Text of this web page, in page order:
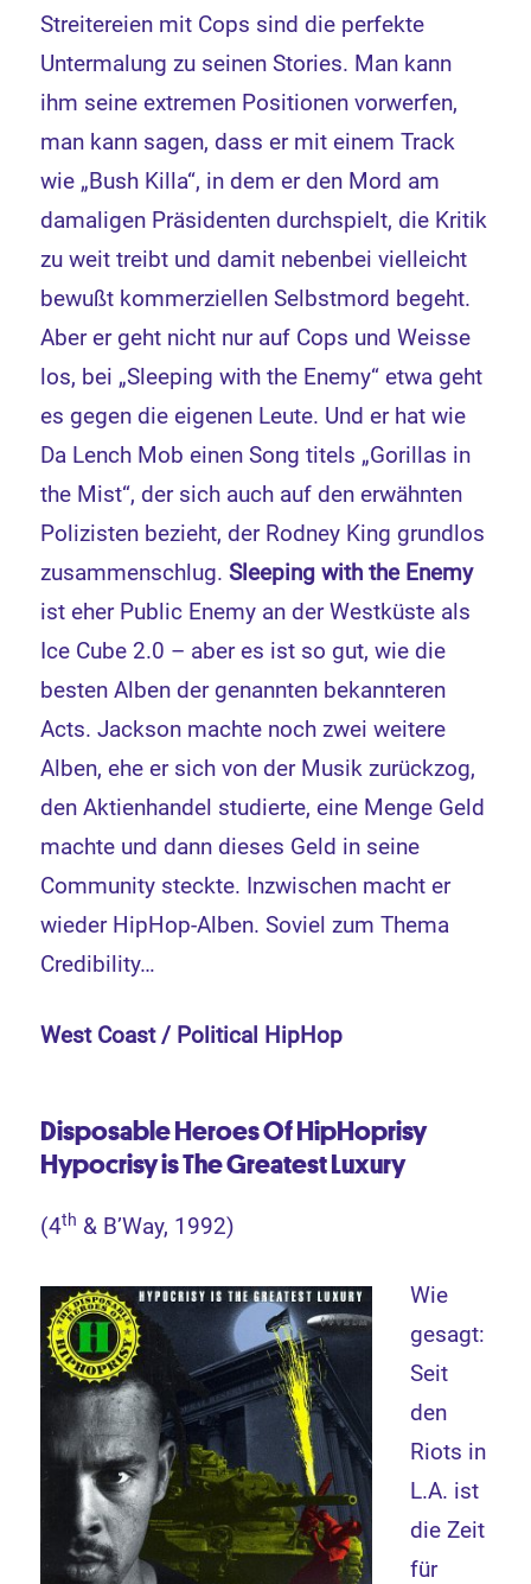
Streitereien mit Cops sind die perfekte
Untermalung zu seinen Stories. Man kann
ihm seine extremen Positionen vorwerfen,
man kann sagen, dass er mit einem Track
wie „Bush Killa“, in dem er den Mord am
damaligen Präsidenten durchspielt, die Kritik
zu weit treibt und damit nebenbei vielleicht
bewußt kommerziellen Selbstmord begeht.
Aber er geht nicht nur auf Cops und Weisse
los, bei „Sleeping with the Enemy“ etwa geht
es gegen die eigenen Leute. Und er hat wie
Da Lench Mob einen Song titels „Gorillas in
the Mist“, der sich auch auf den erwähnten
Polizisten bezieht, der Rodney King grundlos
zusammenschlug.Sleeping with the Enemy
ist eher Public Enemy an der Westküste als
Ice Cube 2.0 – aber es ist so gut, wie die
besten Alben der genannten bekannteren
Acts. Jackson machte noch zwei weitere
Alben, ehe er sich von der Musik zurückzog,
den Aktienhandel studierte, eine Menge Geld
machte und dann dieses Geld in seine
Community steckte. Inzwischen macht er
wieder HipHop-Alben. Soviel zum Thema
Credibility…
West Coast / Political HipHop
Disposable Heroes Of HipHoprisy
Hypocrisy is The Greatest Luxury
(4th & B’Way, 1992)
Wie
gesagt:
Seit
den
Riots in
L.A. ist
die Zeit
für